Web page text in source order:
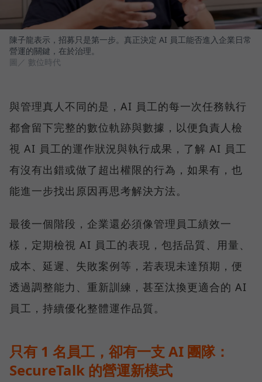
陳子龍表示，招募只是第一步。真正決定 AI 員工能否進入企業日常
營運的關鍵，在於治理。
圖／ 數位時代
與管理真人不同的是，AI 員工的每一次任務執行
都會留下完整的數位軌跡與數據，以便負責人檢
視 AI 員工的運作狀況與執行成果，了解 AI 員工
有沒有出錯或做了超出權限的行為，如果有，也
能進一步找出原因再思考解決方法。
最後一個階段，企業還必須像管理員工績效一
樣，定期檢視 AI 員工的表現，包括品質、用量、
成本、延遲、失敗案例等，若表現未達預期，便
透過調整能力、重新訓練，甚至汰換更適合的 AI
員工，持續優化整體運作品質。
只有 1 名員工，卻有一支 AI 團隊：
SecureTalk 的營運新模式